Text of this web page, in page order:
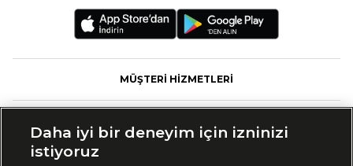
MÜŞTERİ HİZMETLERİ
Daha iyi bir deneyim için izninizi
istiyoruz